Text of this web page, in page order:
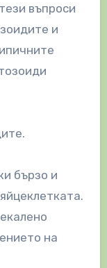
въпроси
и
бързо и
на